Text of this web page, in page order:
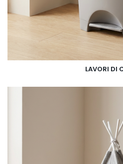
LAVORI DI